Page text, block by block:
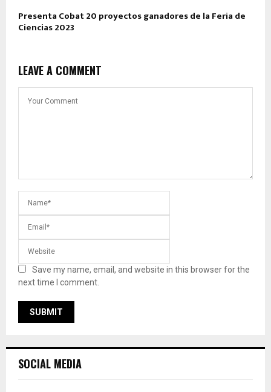
Presenta Cobat 20 proyectos ganadores de la Feria de
Ciencias 2023
LEAVE A COMMENT
Save my name, email, and website in this browser for the
next time I comment.
SOCIAL MEDIA